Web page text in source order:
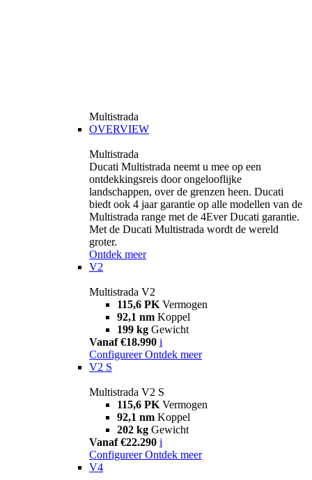
Multistrada
OVERVIEW
Multistrada
Ducati Multistrada neemt u mee op een
ontdekkingsreis door ongelooflijke
landschappen, over de grenzen heen. Ducati
biedt ook 4 jaar garantie op alle modellen van de
Multistrada range met de 4Ever Ducati garantie.
Met de Ducati Multistrada wordt de wereld
groter.
Ontdek meer
V2
Multistrada V2
115,6 PK Vermogen
92,1 nm Koppel
199 kg Gewicht
Vanaf €18.990 i
Configureer Ontdek meer
V2 S
Multistrada V2 S
115,6 PK Vermogen
92,1 nm Koppel
202 kg Gewicht
Vanaf €22.290 i
Configureer Ontdek meer
V4